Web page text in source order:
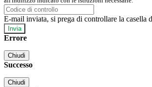
E-mail inviata, si prega di controllare la casella
Errore
Chiudi
Successo
Chiudi